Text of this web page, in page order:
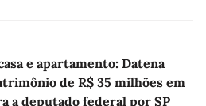
e apartamento: Datena
de R$ 35 milhões em
a deputado federal por SP